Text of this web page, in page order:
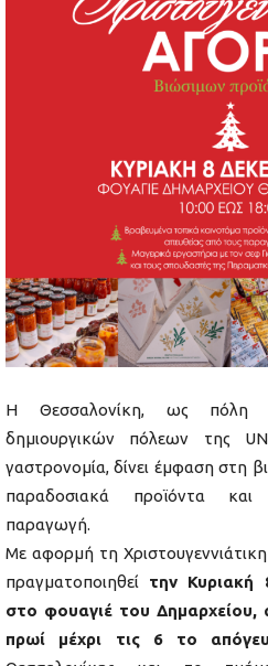
Η Θεσσαλονίκη, ως πόλη
δημιουργικών πόλεων της
γαστρονομία, δίνει έμφαση στη
παραδοσιακά προϊόντα
παραγωγή.
Με αφορμή τη
πραγματοποιηθεί την Κυριακή
στο φουαγιέ του Δημαρχείου,
πρωί μέχρι τις 6 το